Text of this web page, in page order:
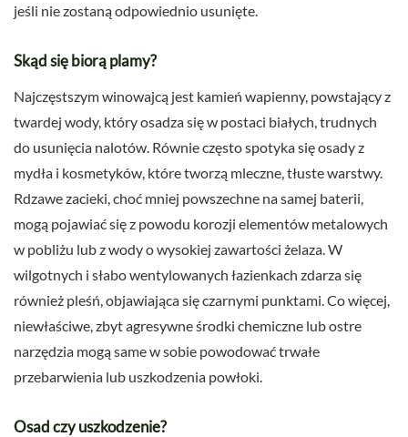
jeśli nie zostaną odpowiednio usunięte.
Skąd się biorą plamy?
Najczęstszym winowajcą jest kamień wapienny, powstający z
twardej wody, który osadza się w postaci białych, trudnych
do usunięcia nalotów. Równie często spotyka się osady z
mydła i kosmetyków, które tworzą mleczne, tłuste warstwy.
Rdzawe zacieki, choć mniej powszechne na samej baterii,
mogą pojawiać się z powodu korozji elementów metalowych
w pobliżu lub z wody o wysokiej zawartości żelaza. W
wilgotnych i słabo wentylowanych łazienkach zdarza się
również pleśń, objawiająca się czarnymi punktami. Co więcej,
niewłaściwe, zbyt agresywne środki chemiczne lub ostre
narzędzia mogą same w sobie powodować trwałe
przebarwienia lub uszkodzenia powłoki.
Osad czy uszkodzenie?